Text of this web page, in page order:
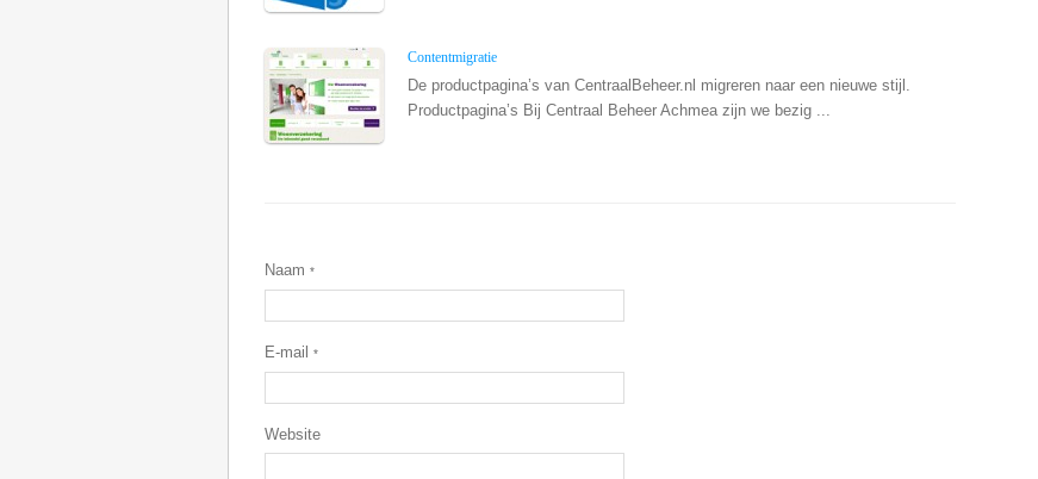
Contentmigratie
De productpagina’s van CentraalBeheer.nl migreren naar een nieuwe stijl.
Productpagina’s Bij Centraal Beheer Achmea zijn we bezig ...
Naam *
E-mail *
Website